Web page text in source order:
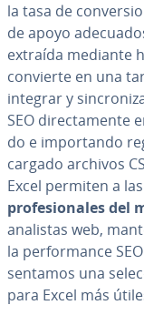
la tasa de
de apoyo
extraída mediante
convierte en una
integrar y
SEO di­re­c­ta­me­n­te
do e im­po­r­ta­n­do
ca­r­ga­do archivos
Excel permiten a las
pro­fe­sio­na­les del
analistas web,
la pe­r­fo­r­ma­n­ce
se­n­ta­mos una
para Excel más